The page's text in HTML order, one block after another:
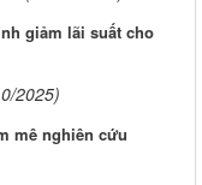
giảm lãi suất cho
2025)
mê nghiên cứu